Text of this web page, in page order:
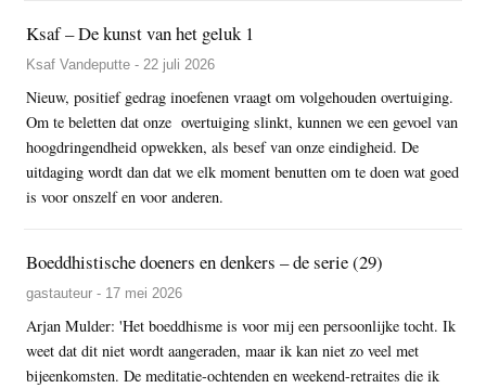
Ksaf – De kunst van het geluk 1
Ksaf Vandeputte - 22 juli 2026
Nieuw, positief gedrag inoefenen vraagt om volgehouden overtuiging.
Om te beletten dat onze overtuiging slinkt, kunnen we een gevoel van
hoogdringendheid opwekken, als besef van onze eindigheid. De
uitdaging wordt dan dat we elk moment benutten om te doen wat goed
is voor onszelf en voor anderen.
Boeddhistische doeners en denkers – de serie (29)
gastauteur - 17 mei 2026
Arjan Mulder: 'Het boeddhisme is voor mij een persoonlijke tocht. Ik
weet dat dit niet wordt aangeraden, maar ik kan niet zo veel met
bijeenkomsten. De meditatie-ochtenden en weekend-retraites die ik